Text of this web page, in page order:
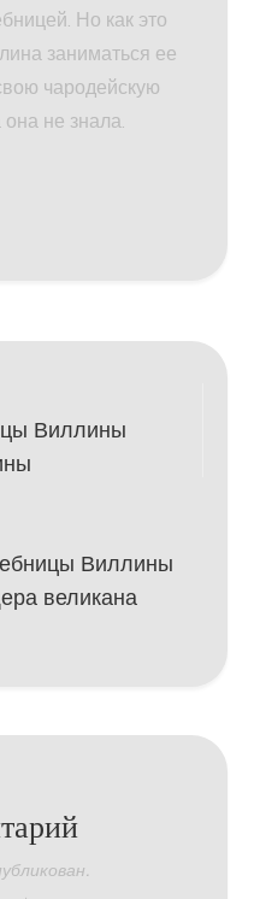
Но как это
заниматься ее
чародейскую
она не знала.
Виллины
Виллины
великана